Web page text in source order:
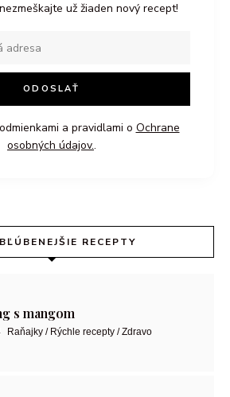
už žiaden nový recept!
a pravidlami o Ochrane
osobných údajov..
RECEPTY
s mangom
Raňajky / Rýchle recepty / Zdravo